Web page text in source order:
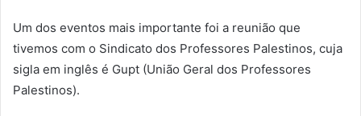
Um dos eventos mais importante foi a reunião que
tivemos com o Sindicato dos Professores Palestinos, cuja
sigla em inglês é Gupt (União Geral dos Professores
Palestinos).